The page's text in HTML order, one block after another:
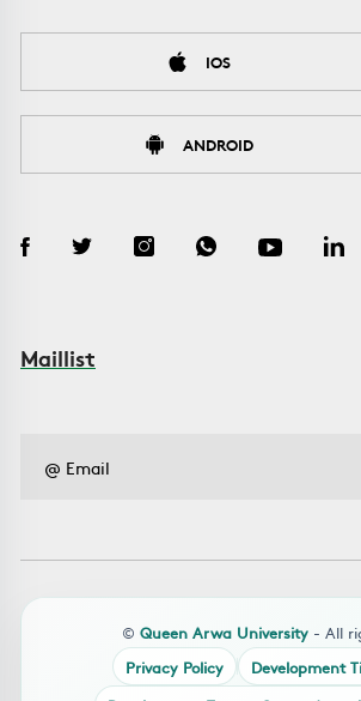
IOS
ANDROID
Maillist
© Queen Arwa University - All
Privacy Policy
Development